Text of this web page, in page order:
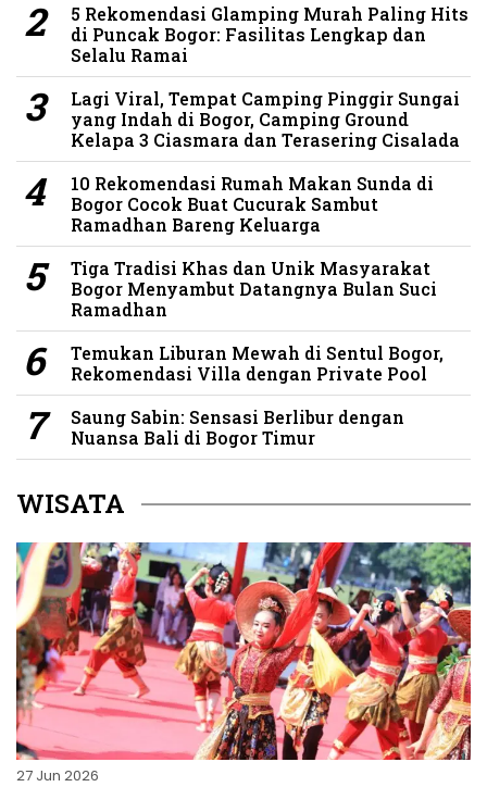
5 Rekomendasi Glamping Murah Paling Hits
di Puncak Bogor: Fasilitas Lengkap dan
Selalu Ramai
Lagi Viral, Tempat Camping Pinggir Sungai
yang Indah di Bogor, Camping Ground
Kelapa 3 Ciasmara dan Terasering Cisalada
10 Rekomendasi Rumah Makan Sunda di
Bogor Cocok Buat Cucurak Sambut
Ramadhan Bareng Keluarga
Tiga Tradisi Khas dan Unik Masyarakat
Bogor Menyambut Datangnya Bulan Suci
Ramadhan
Temukan Liburan Mewah di Sentul Bogor,
Rekomendasi Villa dengan Private Pool
Saung Sabin: Sensasi Berlibur dengan
Nuansa Bali di Bogor Timur
WISATA
27 Jun 2026